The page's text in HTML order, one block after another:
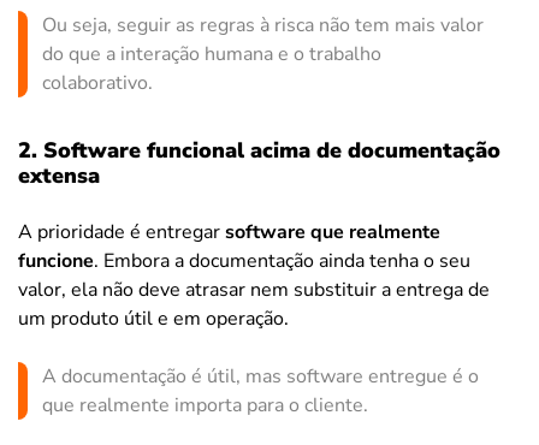
Ou seja, seguir as regras à risca não tem mais valor
do que a interação humana e o trabalho
colaborativo.
2. Software funcional acima de documentação
extensa
A prioridade é entregarsoftware que realmente
funcione. Embora a documentação ainda tenha o seu
valor, ela não deve atrasar nem substituir a entrega de
um produto útil e em operação.
A documentação é útil, mas software entregue é o
que realmente importa para o cliente.